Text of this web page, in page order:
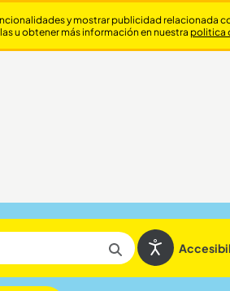
y mostrar publicidad relacionada
u obtener más información en nuestra politica